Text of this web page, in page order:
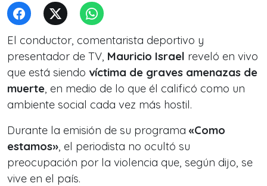
El conductor, comentarista deportivo y
presentador de TV, Mauricio Israel reveló en vivo
que está siendo víctima de graves amenazas de
muerte, en medio de lo que él calificó como un
ambiente social cada vez más hostil.
Durante la emisión de su programa «Como
estamos», el periodista no ocultó su
preocupación por la violencia que, según dijo, se
vive en el país.